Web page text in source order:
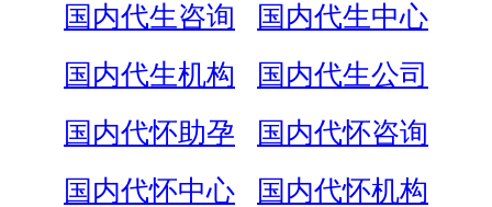
国内代生咨询
国内代生中心
国内代生机构
国内代生公司
国内代怀助孕
国内代怀咨询
国内代怀中心
国内代怀机构